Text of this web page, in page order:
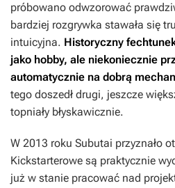
próbowano odwzorować
bardziej rozgrywka stawała się
intuicyjna. Historyczny
jako hobby, ale niekoniecznie
automatycznie na dobrą
tego doszedł drugi, jeszcze
topniały błyskawicznie.
W 2013 roku Subutai przyznało
Kickstarterowe są praktycznie
już w stanie pracować nad